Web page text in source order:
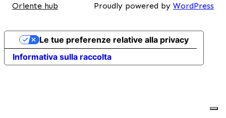
Oriente hub Proudly powered by WordPress
Informativa sulla raccolta
Le tue preferenze relative alla privacy